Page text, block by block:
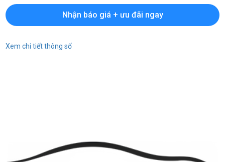
Nhận báo giá + ưu đãi ngay
Xem chi tiết thông số